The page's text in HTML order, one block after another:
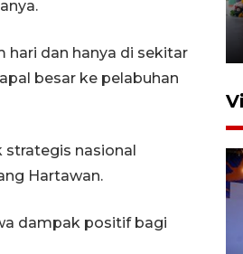
hari dan hanya di sekitar
besar ke pelabuhan
strategis nasional
Hartawan.
dampak positif bagi